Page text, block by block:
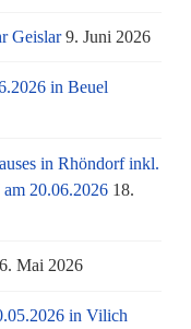
Geislar 9. Juni 2026
in Beuel
in Rhöndorf inkl.
20.06.2026 18.
6. Mai 2026
in Vilich